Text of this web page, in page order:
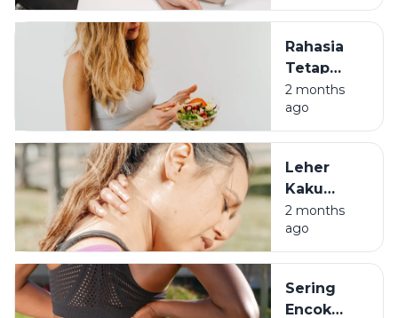
Awas
Tinggi di
Usia 30
Rahasia
Tetap
Bugar di
Usia 30
Meski
Jadi Anak
Begadang
2 months
ago
Leher
Kaku
Bukan
Cuma
Salah
Waspada
2 months
ago
Sering
Encok